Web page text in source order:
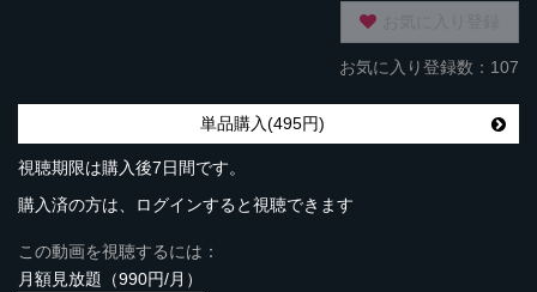
お気に入り登録数：107
単品購入(495円)
視聴期限は購入後7日間です。
購入済の方は、ログインすると視聴できます
この動画を視聴するには：
月額見放題（990円/月）